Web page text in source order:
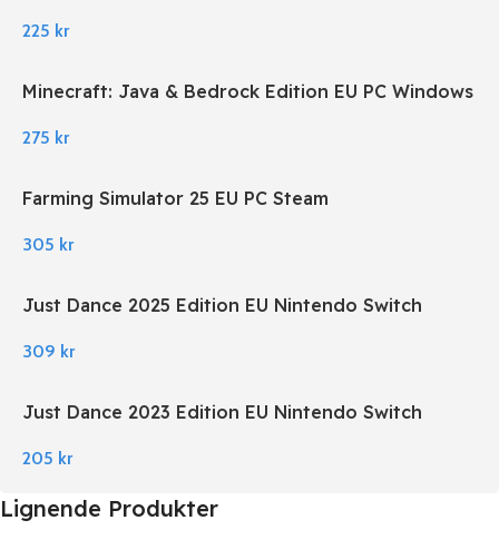
225 kr
Minecraft: Java & Bedrock Edition EU PC Windows
275 kr
Farming Simulator 25 EU PC Steam
305 kr
Just Dance 2025 Edition EU Nintendo Switch
309 kr
Just Dance 2023 Edition EU Nintendo Switch
205 kr
Lignende Produkter